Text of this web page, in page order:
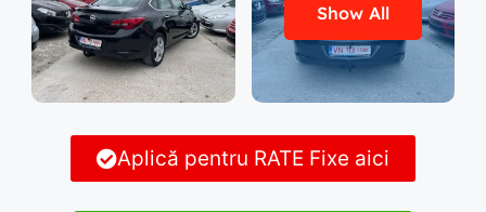
Show All
Aplică pentru RATE Fixe aici